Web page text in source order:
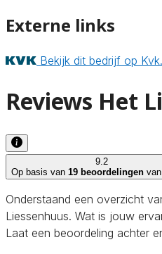
Externe links
Bekijk dit bedrijf op
Reviews Het
9.2
Op basis van 19 beoordelingen van
Onderstaand een overzicht
Liessenhuus. Wat is jouw
Laat een beoordeling achter